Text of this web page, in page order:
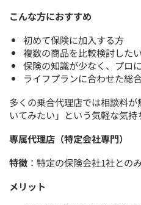
こんな方におすすめ
初めて保険に加入する方
複数の商品を比較検討した
保険の知識が少なく、プロ
ライフプランに合わせた総
多くの乗合代理店では相談料
いてみたい」という気軽な気持
専属代理店（特定会社専門）
特徴 ：特定の保険会社1社との
メリット